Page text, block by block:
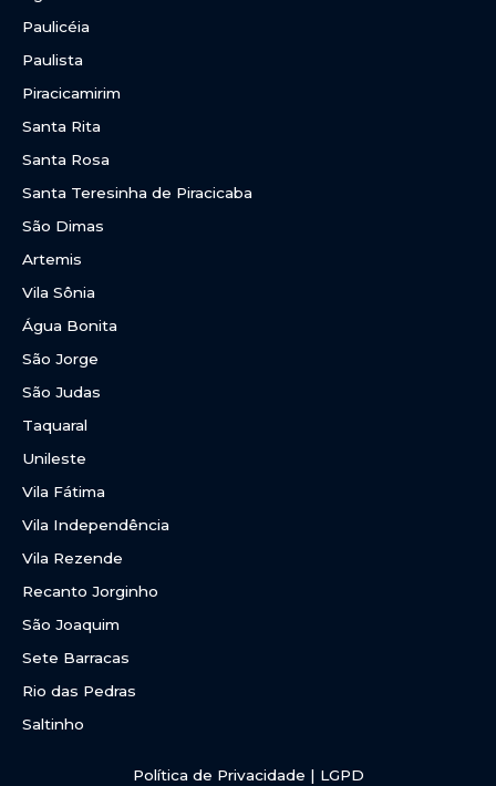
Paulicéia
Paulista
Piracicamirim
Santa Rita
Santa Rosa
Santa Teresinha de Piracicaba
São Dimas
Artemis
Vila Sônia
Água Bonita
São Jorge
São Judas
Taquaral
Unileste
Vila Fátima
Vila Independência
Vila Rezende
Recanto Jorginho
São Joaquim
Sete Barracas
Rio das Pedras
Saltinho
Política de Privacidade | LGPD